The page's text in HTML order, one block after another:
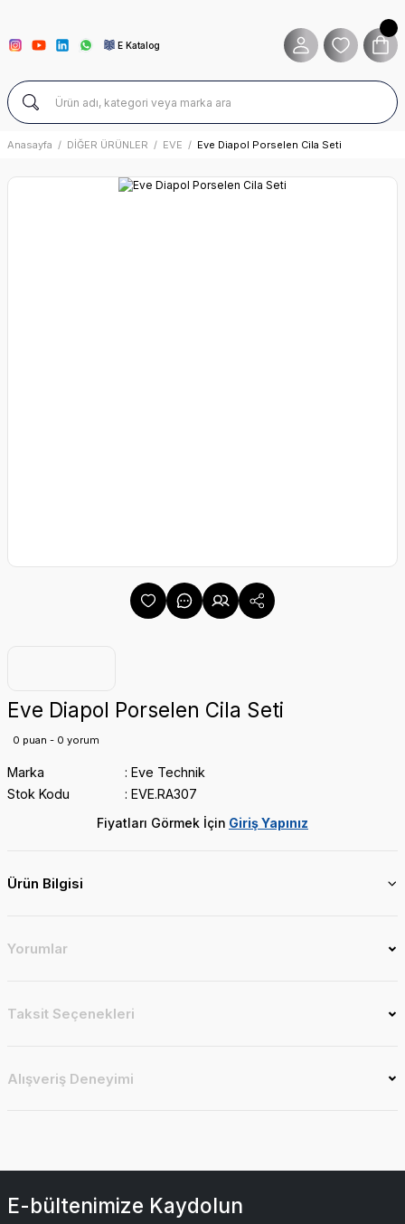
E Katalog
Anasayfa DİĞER ÜRÜNLER EVE Eve Diapol Porselen Cila Seti
Eve Diapol Porselen Cila Seti
0 puan - 0 yorum
Marka
Eve Technik
Stok Kodu
EVE.RA307
Fiyatları Görmek İçin Giriş Yapınız
Ürün Bilgisi
Yorumlar
Taksit Seçenekleri
Alışveriş Deneyimi
E-bültenimize Kaydolun